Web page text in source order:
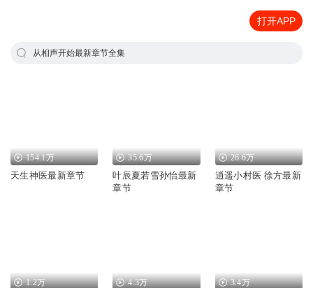
打开APP
从相声开始最新章节全集
154.1万
天生神医最新章节
35.6万
叶辰夏若雪孙怡最新
章节
26.6万
逍遥小村医 徐方最新
章节
1.2万 4.3万 3.4万